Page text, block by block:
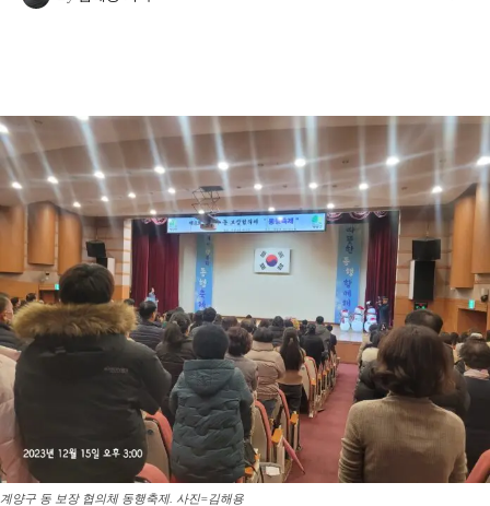
계양구 동 보장 협의체 동행축제. 사진=김해용